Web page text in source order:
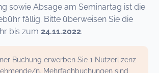
sowie Absage am Seminartag ist die
fällig. Bitte überweisen Sie die
bis zum 24.11.2022.
Buchung erwerben Sie 1 Nutzerlizenz
n. Mehrfachbuchungen sind